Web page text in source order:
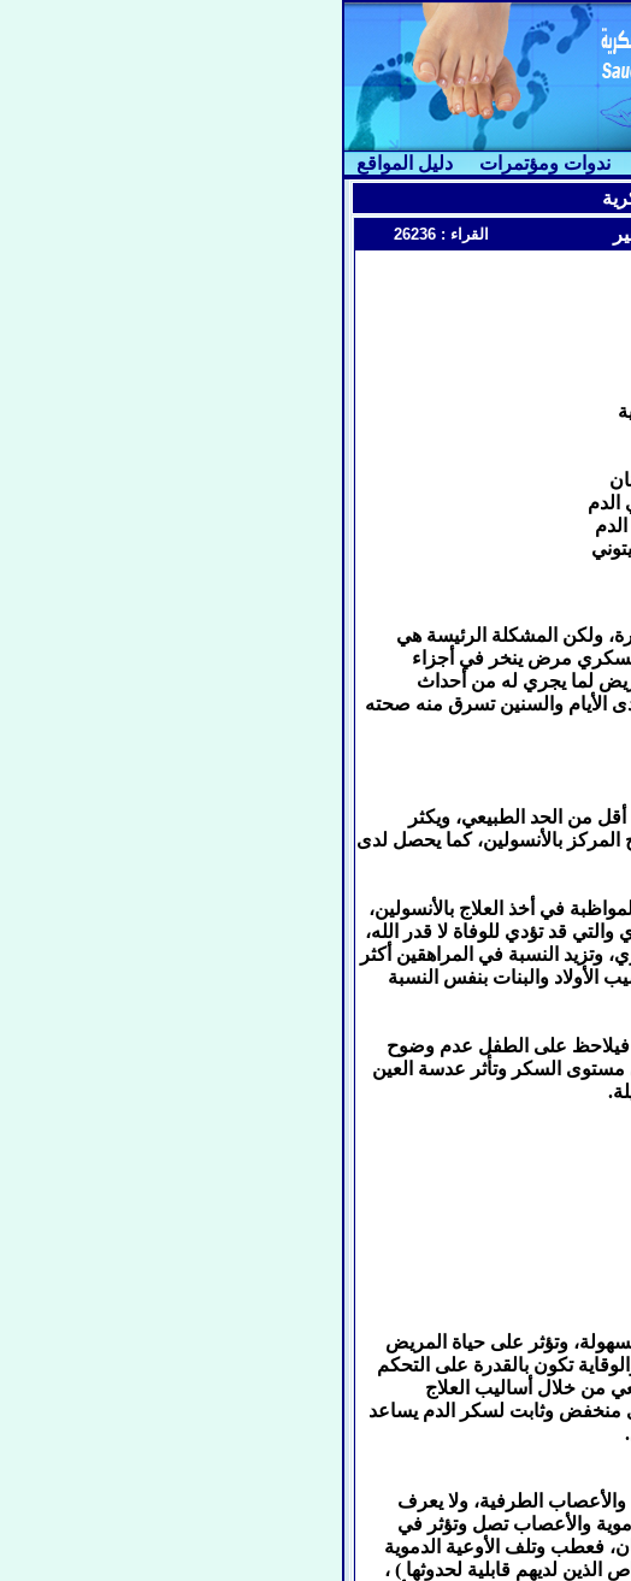
ندوات ومؤتمرات
دليل المواقع
القراء : 26236
ولكن المشكلة الرئيسة هي
مرض ينخر في أجزاء
لما يجري له من أحداث
الأيام والسنين تسرق منه صحته
من الحد الطبيعي، ويكثر
بالأنسولين، كما يحصل لدى
في أخذ العلاج بالأنسولين،
قد تؤدي للوفاة لا قدر الله،
لكل 10.000 مريض بالسكري، وتزيد النسبة في المراهقين أكثر
الأولاد والبنات بنفس النسبة
فيلاحظ على الطفل عدم وضوح
مستوى السكر وتأثر عدسة العين
وتؤثر على حياة المريض
تكون بالقدرة على التحكم
من خلال أساليب العلاج
منخفض وثابت لسكر الدم يساعد
الطرفية، ولا يعرف
والأعصاب تصل وتؤثر في
فعطب وتلف الأوعية الدموية
لديهم قابلية لحدوثها ) ،